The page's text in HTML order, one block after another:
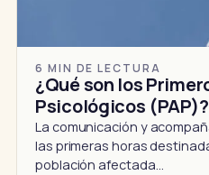
6 MIN DE LECTURA
¿Qué son los
Psicológicos (PAP)?
La comunicación y
las primeras horas
población afectada…